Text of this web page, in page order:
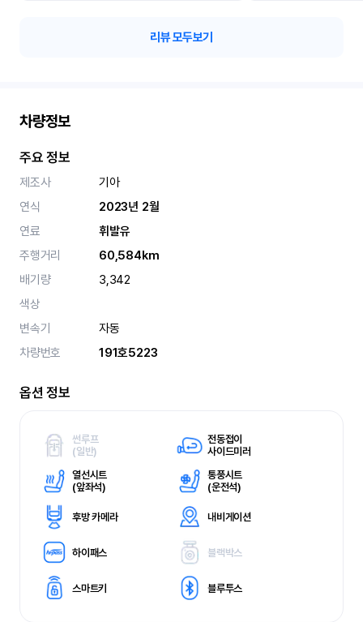
리뷰 모두보기
차량정보
주요 정보
제조사
기아
연식
2023년 2월
연료
휘발유
주행거리
60,584km
배기량
3,342
색상
변속기
자동
차량번호
191호5223
옵션 정보
썬루프
(일반)
전동접이
사이드미러
열선시트
(앞좌석)
통풍시트
(운전석)
후방 카메라 내비게이션
하이패스 블랙박스
스마트키 블루투스